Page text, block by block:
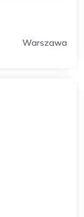
Warszawa